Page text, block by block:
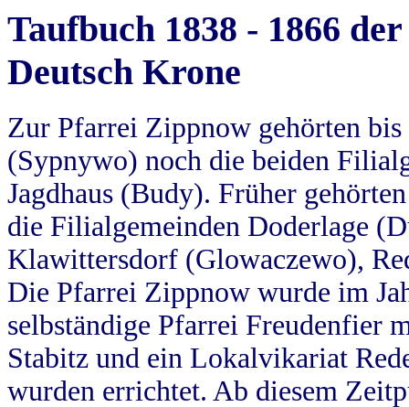
Taufbuch 1838 - 1866
Deutsch Krone
Zur Pfarrei Zippnow gehörten
(Sypnywo) noch die beiden
Jagdhaus (Budy). Früher
die Filialgemeinden Doderlage
Klawittersdorf (Glowaczewo),
Die Pfarrei Zippnow wurde im
selbständige Pfarrei Freudenfier
Stabitz und ein Lokalvikariat
wurden errichtet. Ab diesem